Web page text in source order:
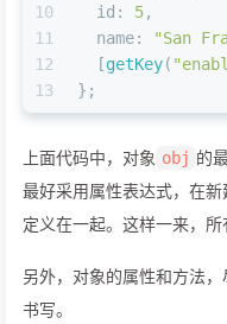
10
11
12
13
id : 5,
name: "San
  [
getKey(
};
上面代码中，对象 obj 的
最好采用属性表达式，在新
定义在一起。这样一来，所
另外，对象的属性和方法
书写。